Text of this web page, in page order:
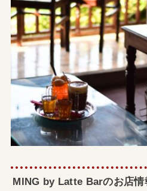
MING by Latte Barのお店情